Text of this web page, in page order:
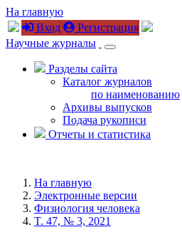
На главную
Вход
Регистрация
Научные журналы
Разделы сайта
Каталог журналов
по наименованию
Архивы выпусков
Подача рукописи
Отчеты и статистика
На главную
Электронные версии
Физиология человека
T. 47, № 3, 2021